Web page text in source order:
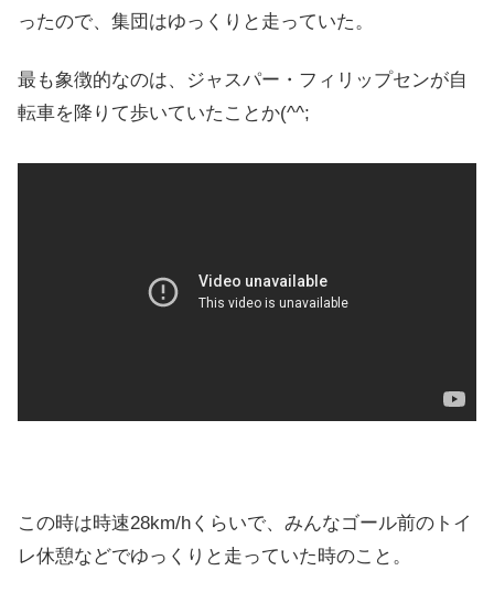
ったので、集団はゆっくりと走っていた。
最も象徴的なのは、ジャスパー・フィリップセンが自
転車を降りて歩いていたことか(^^;
この時は時速28km/hくらいで、みんなゴール前のトイ
レ休憩などでゆっくりと走っていた時のこと。